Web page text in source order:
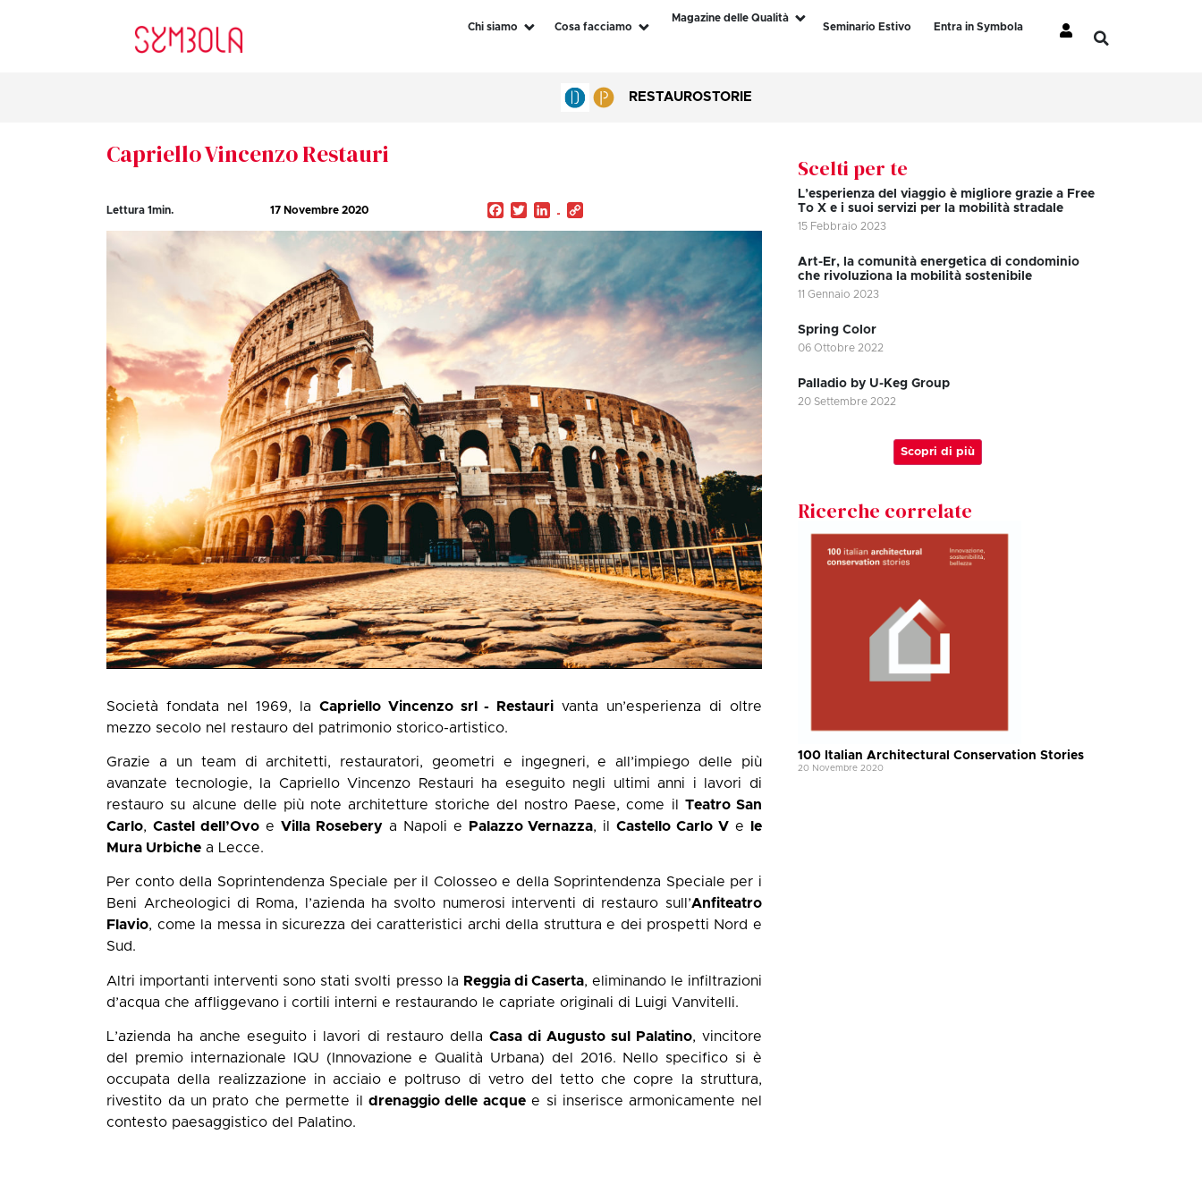
Chi siamo Cosa facciamo
Magazine delle Qualità
Seminario Estivo
Entra in Symbola
RESTAUROSTORIE
Capriello Vincenzo Restauri
Lettura1min. 17 Novembre 2020 Facebook
TwitterLinkedIn
Società fondata nel 1969, la Capriello Vincenzo srl - Restauri vanta un’esperienza di oltre
mezzo secolo nel restauro del patrimonio storico-artistico.
Grazie a un team di architetti, restauratori, geometri e ingegneri, e all’impiego delle più
avanzate tecnologie, la Capriello Vincenzo Restauri ha eseguito negli ultimi anni i lavori di
restauro su alcune delle più note architetture storiche del nostro Paese, come il Teatro San
Carlo,Castel dell’Ovo e Villa Roseberya Napoli e Palazzo Vernazza, ilCastello Carlo V e
le
Mura Urbiche a Lecce.
Per conto della Soprintendenza Speciale per il Colosseo e della Soprintendenza Speciale per i
Beni Archeologici di Roma, l’azienda ha svolto numerosi interventi di restauro sull’Anfiteatro
Flavio, come la messa in sicurezza dei caratteristici archi della struttura e dei prospetti Nord e
Sud.
Altri importanti interventi sono stati svolti presso la Reggia di Caserta, eliminando le infiltrazioni
d’acqua che affliggevano i cortili interni e restaurando le capriate originali di Luigi Vanvitelli.
L’azienda ha anche eseguito i lavori di restauro della Casa di Augusto sul Palatino, vincitore
del premio internazionale IQU (Innovazione e Qualità Urbana) del 2016. Nello specifico si è
occupata della realizzazione in acciaio e poltruso di vetro del tetto che copre la struttura,
rivestito da un prato che permette ildrenaggio delle acquee si inserisce armonicamente nel
contesto paesaggistico del Palatino.
Scelti per te
L’esperienza del viaggio è migliore grazie a Free
To X e i suoi servizi per la mobilità stradale
15 Febbraio 2023
Art-Er, la comunità energetica di condominio
che rivoluziona la mobilità sostenibile
11 Gennaio 2023
Spring Color
06 Ottobre 2022
Palladio by U-Keg Group
20 Settembre 2022
Scopri di più
Ricerche correlate
100 Italian Architectural Conservation Stories
20 Novembre 2020